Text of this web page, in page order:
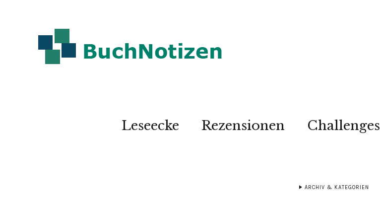
Leseecke Rezensionen Challenges
ARCHIV & KATEGORIEN